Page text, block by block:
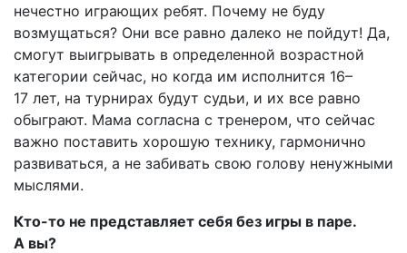
нечестно играющих ребят. Почему не буду
возмущаться? Они все равно далеко не пойдут! Да,
смогут выигрывать в определенной возрастной
категории сейчас, но когда им исполнится 16–
17 лет, на турнирах будут судьи, и их все равно
обыграют. Мама согласна с тренером, что сейчас
важно поставить хорошую технику, гармонично
развиваться, а не забивать свою голову ненужными
мыслями.
Кто-то не представляет себя без игры в паре.
А вы?